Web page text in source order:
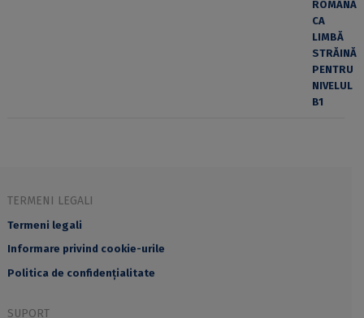
TERMENI LEGALI
Termeni legali
Informare privind cookie-urile
Politica de confidențialitate
SUPORT